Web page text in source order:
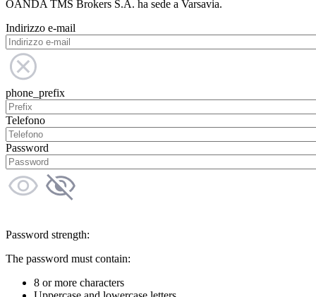
OANDA TMS Brokers S.A. ha sede a Varsavia.
Indirizzo e-mail
phone_prefix
Telefono
Password
Password strength:
The password must contain:
8 or more characters